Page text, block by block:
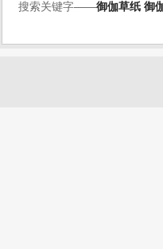
搜索关键字——御伽草纸 御